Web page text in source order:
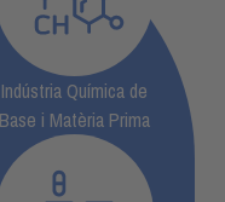
Indústria Química de
Base i Matèria Prima